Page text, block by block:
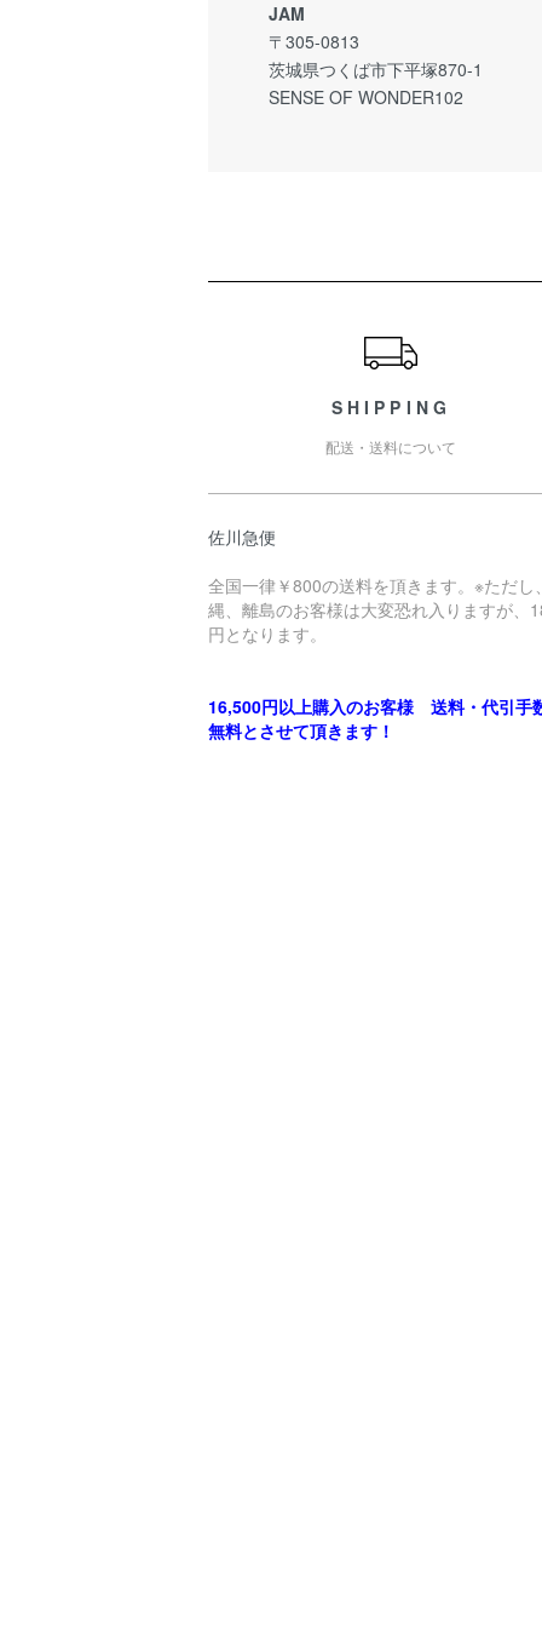
JAM
〒305-0813
茨城県つくば市下平塚870-1
SENSE OF WONDER102
SHIPPING
配送・送料について
佐川急便
全国一律￥800の送料を頂きます。※ただし
縄、離島のお客様は大変恐れ入りますが、
円となります。
16,500円以上購入のお客様 送料・代引手
無料とさせて頂きます！